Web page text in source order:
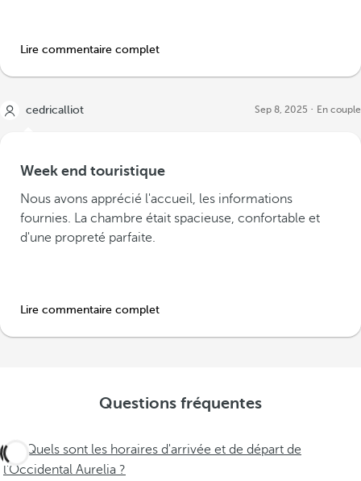
Lire commentaire complet
cedricalliot Sep 8, 2025 En couple
Week end touristique
Nous avons apprécié l'accueil, les informations
fournies. La chambre était spacieuse, confortable et
d'une propreté parfaite.
Lire commentaire complet
Questions fréquentes
Quels sont les horaires d'arrivée et de départ de
l'Occidental Aurelia ?